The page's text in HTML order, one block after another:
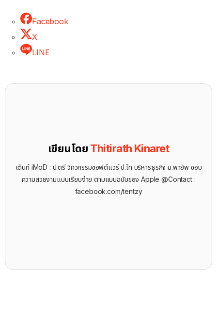
Facebook
X
LINE
เขียนโดย Thitirath Kinaret
เต้นท์ iMoD : ป.ตรี วิศวกรรมซอฟต์แวร์ ป.โท บริหารธุรกิจ ม.พายัพ ชอบ
ความสวยงามแบบเรียบง่าย ตามแบบฉบับของ Apple @Contact :
facebook.com/tentzy